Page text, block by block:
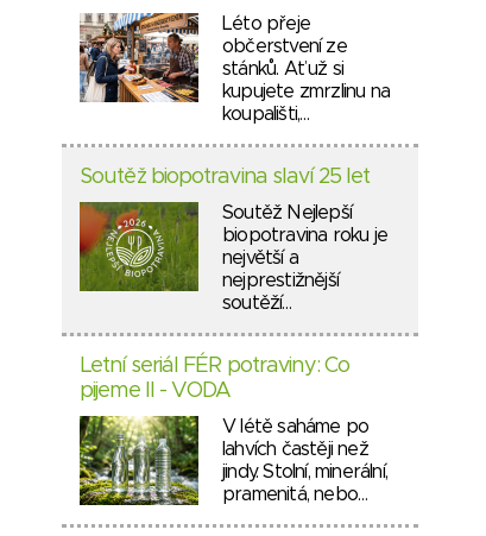
Léto přeje
občerstvení ze
stánků. Ať už si
kupujete zmrzlinu na
koupališti,…
Soutěž biopotravina slaví 25 let
Soutěž Nejlepší
biopotravina roku je
největší a
nejprestižnější
soutěží…
Letní seriál FÉR potraviny: Co
pijeme II - VODA
V létě saháme po
lahvích častěji než
jindy. Stolní, minerální,
pramenitá, nebo…